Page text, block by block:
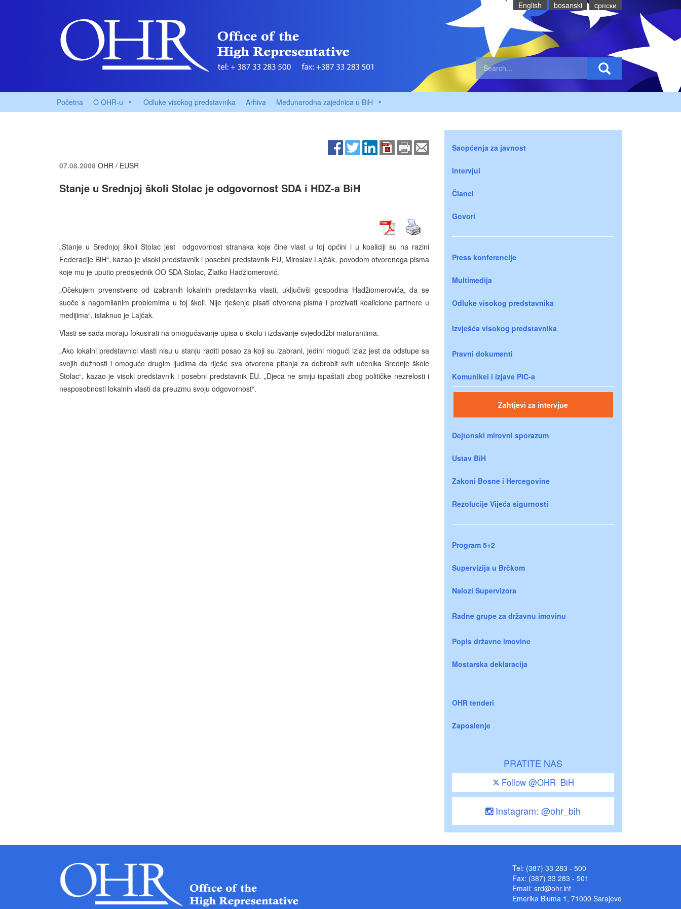
English bosanski cрпски
Početna O OHR-u Odluke visokog predstavnika Arhiva Međunarodna zajednica u BiH
07.08.2008 OHR / EUSR
Stanje u Srednjoj školi Stolac je odgovornost SDA i HDZ-a BiH
„Stanje u Srednjoj školi Stolac jest odgovornost stranaka koje čine vlast u toj općini i u koaliciji su na razini
Federacije BiH“, kazao je visoki predstavnik i posebni predstavnik EU, Miroslav Lajčák, povodom otvorenoga pisma
koje mu je uputio predsjednik OO SDA Stolac, Zlatko Hadžiomerović.
„Očekujem prvenstveno od izabranih lokalnih predstavnika vlasti, uključivši gospodina Hadžiomerovića, da se
suoče s nagomilanim problemima u toj školi. Nije rješenje pisati otvorena pisma i prozivati koalicione partnere u
medijima“, istaknuo je Lajčak.
Vlasti se sada moraju fokusirati na omogućavanje upisa u školu i izdavanje svjedodžbi maturantima.
„Ako lokalni predstavnici vlasti nisu u stanju raditi posao za koji su izabrani, jedini mogući izlaz jest da odstupe sa
svojih dužnosti i omoguće drugim ljudima da riješe sva otvorena pitanja za dobrobit svih učenika Srednje škole
Stolac“, kazao je visoki predstavnik i posebni predstavnik EU. „Djeca ne smiju ispaštati zbog političke nezrelosti i
nesposobnosti lokalnih vlasti da preuzmu svoju odgovornost“.
Saopćenja za javnost
Intervjui
Članci
Govori
Press konferencije
Multimedija
Odluke visokog predstavnika
Izvješća visokog predstavnika
Pravni dokumenti
Komunikei i izjave PIC-a
Zahtjevi za intervjue
Dejtonski mirovni sporazum
Ustav BiH
Zakoni Bosne i Hercegovine
Rezolucije Vijeća sigurnosti
Program 5+2
Supervizija u Brčkom
Nalozi Supervizora
Radne grupe za državnu imovinu
Popis državne imovine
Mostarska deklaracija
OHR tenderi
Zaposlenje
PRATITE NAS
Follow @OHR_BiH
Instagram: @ohr_bih
Tel: (387) 33 283 - 500
Fax: (387) 33 283 - 501
Email: srd@ohr.int
Emerika Bluma 1, 71000 Sarajevo